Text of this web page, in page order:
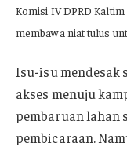
Komisi IV DPRD
membawa niat tulus
Isu-isu mendesak
akses menuju
pembaruan lahan
pembicaraan.